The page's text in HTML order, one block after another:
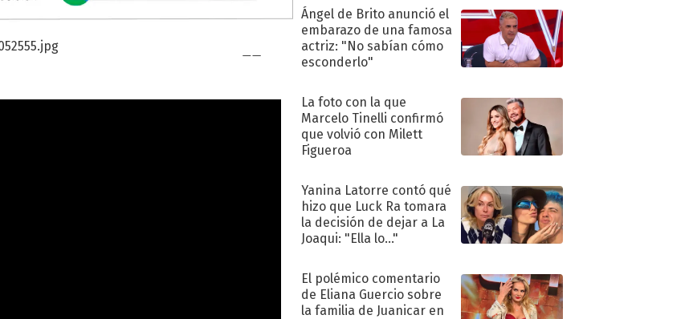
Ángel de Brito anunció el
embarazo de una famosa
actriz: "No sabían cómo
esconderlo"
La foto con la que
Marcelo Tinelli confirmó
que volvió con Milett
Figueroa
Yanina Latorre contó qué
hizo que Luck Ra tomara
la decisión de dejar a La
Joaqui: "Ella lo..."
El polémico comentario
de Eliana Guercio sobre
la familia de Juanicar en